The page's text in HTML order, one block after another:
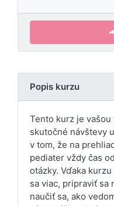
Popis kurzu
Tento kurz je
skutočné návštevy
v tom, že na
pediater vždy čas
otázky. Vďaka
sa viac, pripraviť sa
naučiť sa, ako